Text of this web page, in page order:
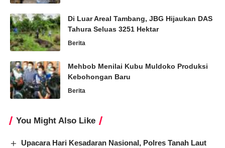
Di Luar Areal Tambang, JBG Hijaukan DAS
Tahura Seluas 3251 Hektar
Berita
Mehbob Menilai Kubu Muldoko Produksi
Kebohongan Baru
Berita
You Might Also Like
Upacara Hari Kesadaran Nasional, Polres Tanah Laut